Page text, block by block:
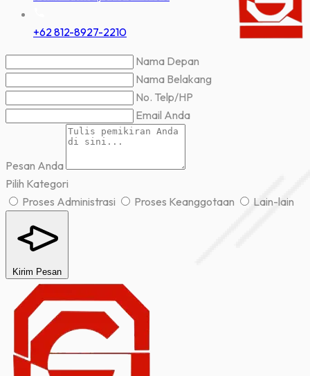
+62 812-8927-2210
Nama Depan
Nama Belakang
No. Telp/HP
Email Anda
Pesan Anda
Pilih Kategori
Proses Administrasi
Proses Keanggotaan Lain-lain
Kirim Pesan